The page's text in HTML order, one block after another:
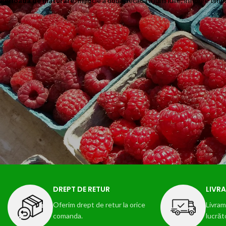
DREPT DE RETUR
Oferim drept de retur la orice
comanda.